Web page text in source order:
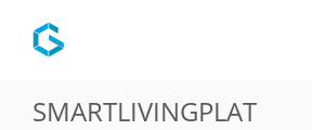
SMARTLIVINGPLAT